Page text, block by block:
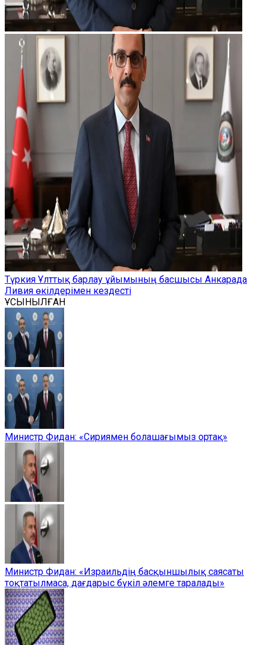
Түркия Ұлттық барлау ұйымының басшысы Анкарада
Ливия өкілдерімен кездесті
ҰСЫНЫЛҒАН
Министр Фидан: «Сириямен болашағымыз ортақ»
Министр Фидан: «Израильдің басқыншылық саясаты
тоқтатылмаса, дағдарыс бүкіл әлемге таралады»